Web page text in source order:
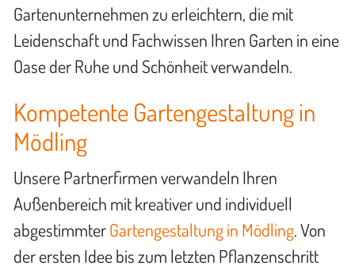
Gartenunternehmen zu erleichtern, die mit
Leidenschaft und Fachwissen Ihren Garten in eine
Oase der Ruhe und Schönheit verwandeln.
Kompetente Gartengestaltung in
Mödling
Unsere Partnerfirmen verwandeln Ihren
Außenbereich mit kreativer und individuell
abgestimmterGartengestaltung in Mödling. Von
der ersten Idee bis zum letzten Pflanzenschritt